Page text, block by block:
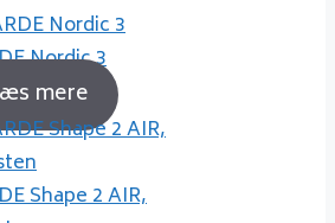
Nordic 3
mere
Shape 2 AIR,